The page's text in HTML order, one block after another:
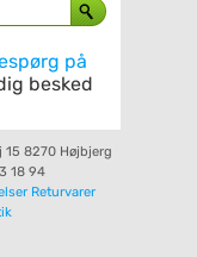
på
besked
15 8270 Højbjerg
18 94
Returvarer